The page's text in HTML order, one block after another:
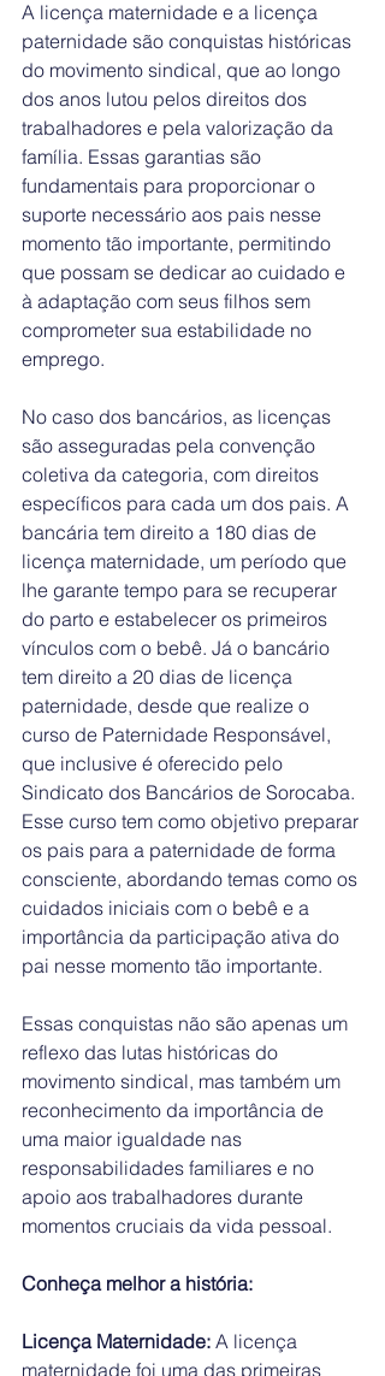
A licença maternidade e a licença
paternidade são conquistas históricas
do movimento sindical, que ao longo
dos anos lutou pelos direitos dos
trabalhadores e pela valorização da
família. Essas garantias são
fundamentais para proporcionar o
suporte necessário aos pais nesse
momento tão importante, permitindo
que possam se dedicar ao cuidado e
à adaptação com seus filhos sem
comprometer sua estabilidade no
emprego.
No caso dos bancários, as licenças
são asseguradas pela convenção
coletiva da categoria, com direitos
específicos para cada um dos pais. A
bancária tem direito a 180 dias de
licença maternidade, um período que
lhe garante tempo para se recuperar
do parto e estabelecer os primeiros
vínculos com o bebê. Já o bancário
tem direito a 20 dias de licença
paternidade, desde que realize o
curso de Paternidade Responsável,
que inclusive é oferecido pelo
Sindicato dos Bancários de Sorocaba.
Esse curso tem como objetivo preparar
os pais para a paternidade de forma
consciente, abordando temas como os
cuidados iniciais com o bebê e a
importância da participação ativa do
pai nesse momento tão importante.
Essas conquistas não são apenas um
reflexo das lutas históricas do
movimento sindical, mas também um
reconhecimento da importância de
uma maior igualdade nas
responsabilidades familiares e no
apoio aos trabalhadores durante
momentos cruciais da vida pessoal.
Conheça melhor a história:
Licença Maternidade: A licença
maternidade foi uma das primeiras